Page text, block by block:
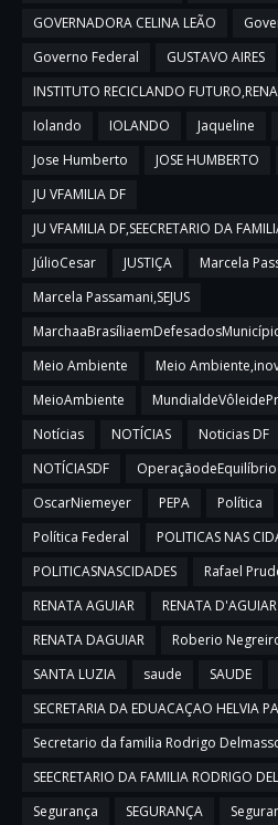
GOVERNADORA CELINA LEÃO
Governo Federal
GUSTAVO AIRES
INSTITUTO RECICLANDO
Iolando
IOLANDO Jaqueline
Jose Humberto
JOSE HUMBERTO
JU VFAMILIA DF
JU VFAMILIA DF,SEECRETARIO DA
JúlioCesar
JUSTIÇA
Marcela
Marcela Passamani,SEJUS
Meio Ambiente
Meio
MeioAmbiente
Notícias
NOTÍCIAS Noticias DF
NOTÍCIASDF
OscarNiemeyer
PEPA Política
Política Federal
POLITICAS NAS
POLITICASNASCIDADES
Rafael
RENATA AGUIAR
RENATA D'AGUIAR
RENATA DAGUIAR
Roberio
SANTA LUZIA
saude SAUDE
SECRETARIA DA EDUACAÇAO HELVIA
Secretario da familia Rodrigo
SEECRETARIO DA FAMILIA RODRIGO
Segurança
SEGURANÇA